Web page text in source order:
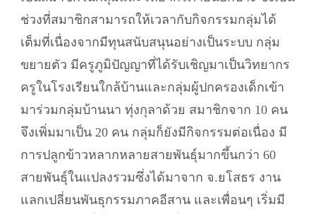
ช่วงที่สมาชิกสามารถให้เวลากับกิจกรรมกลุ่มได้
เต็มที่เนื่องจากมีทุนสนับสนุนอย่างเป็นระบบ กลุ่ม
ขยายตัว มีครูภูมิปัญญาที่ได้รับเชิญมาเป็นวิทยากร
ครูในโรงเรียนใกล้บ้านและกลุ่มผู้ปกครองเด็กเข้า
มาร่วมกลุ่มบ้านนา ทุ่งกุลาด้วย สมาชิกจาก 10 คน
จึงเพิ่มมาเป็น 20 คน กลุ่มก็ยังมีกิจกรรมต่อเนื่อง มี
การปลูกข้าวหลากหลายสายพันธุ์มากขึ้นกว่า 60
สายพันธุ์ในแปลงรวมซึ่งได้มาจาก จ.ยโสธร งาน
แลกเปลี่ยนพันธุกรรมภาคอีสาน และเพื่อนๆ เริ่มมี